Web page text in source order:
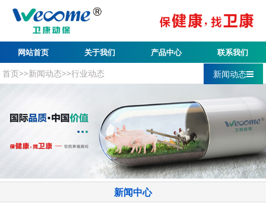
网站首页 关于我们 产品中心 联系我们
新闻动态
首页>>新闻动态>>行业动态
新闻中心